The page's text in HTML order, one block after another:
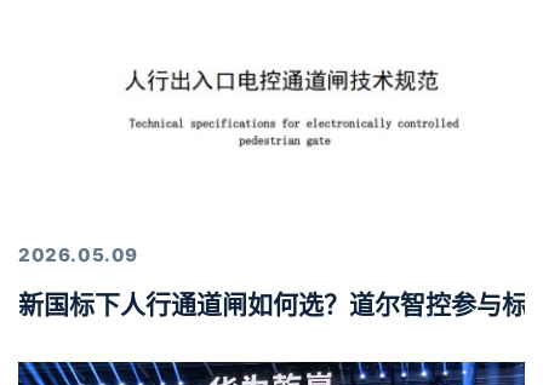
2026.05.09
新国标下人行通道闸如何选？道尔智控参与标